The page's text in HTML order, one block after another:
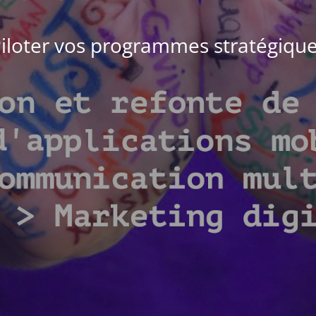
vos programmes